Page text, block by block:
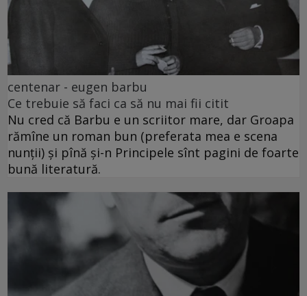
centenar - eugen barbu
Ce trebuie să faci ca să nu mai fii citit
Nu cred că Barbu e un scriitor mare, dar Groapa
rămîne un roman bun (preferata mea e scena
nunții) și pînă și-n Principele sînt pagini de foarte
bună literatură.